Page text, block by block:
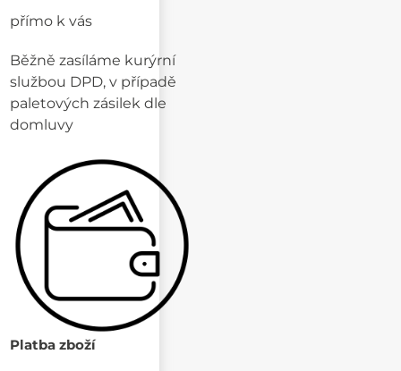
přímo k vás
Běžně zasíláme kurýrní
službou DPD, v případě
paletových zásilek dle
domluvy
Platba zboží